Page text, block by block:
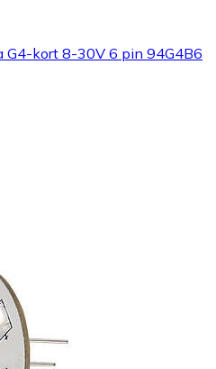
G4-kort 8-30V 6 pin 94G4B6